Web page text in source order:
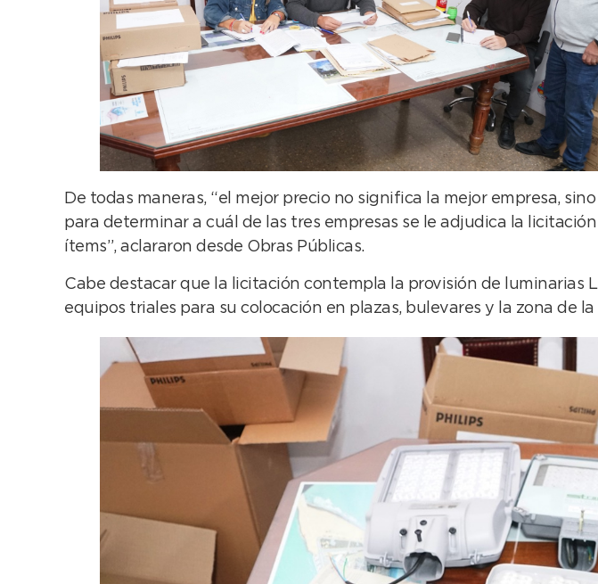
De todas maneras, “el mejor precio no significa la mejor empresa,
para determinar a cuál de las tres empresas se le adjudica la
ítems”, aclararon desde Obras Públicas.
Cabe destacar que la licitación contempla la provisión de luminarias
equipos triales para su colocación en plazas, bulevares y la zona de la